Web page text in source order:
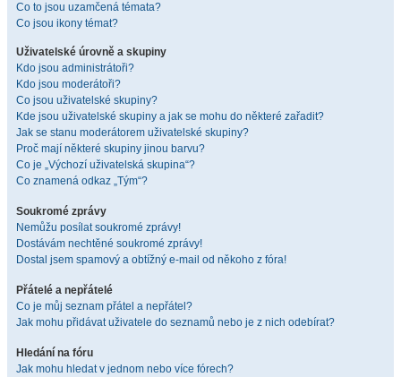
Co to jsou uzamčená témata?
Co jsou ikony témat?
Uživatelské úrovně a skupiny
Kdo jsou administrátoři?
Kdo jsou moderátoři?
Co jsou uživatelské skupiny?
Kde jsou uživatelské skupiny a jak se mohu do některé zařadit?
Jak se stanu moderátorem uživatelské skupiny?
Proč mají některé skupiny jinou barvu?
Co je „Výchozí uživatelská skupina“?
Co znamená odkaz „Tým“?
Soukromé zprávy
Nemůžu posílat soukromé zprávy!
Dostávám nechtěné soukromé zprávy!
Dostal jsem spamový a obtížný e-mail od někoho z fóra!
Přátelé a nepřátelé
Co je můj seznam přátel a nepřátel?
Jak mohu přidávat uživatele do seznamů nebo je z nich odebírat?
Hledání na fóru
Jak mohu hledat v jednom nebo více fórech?